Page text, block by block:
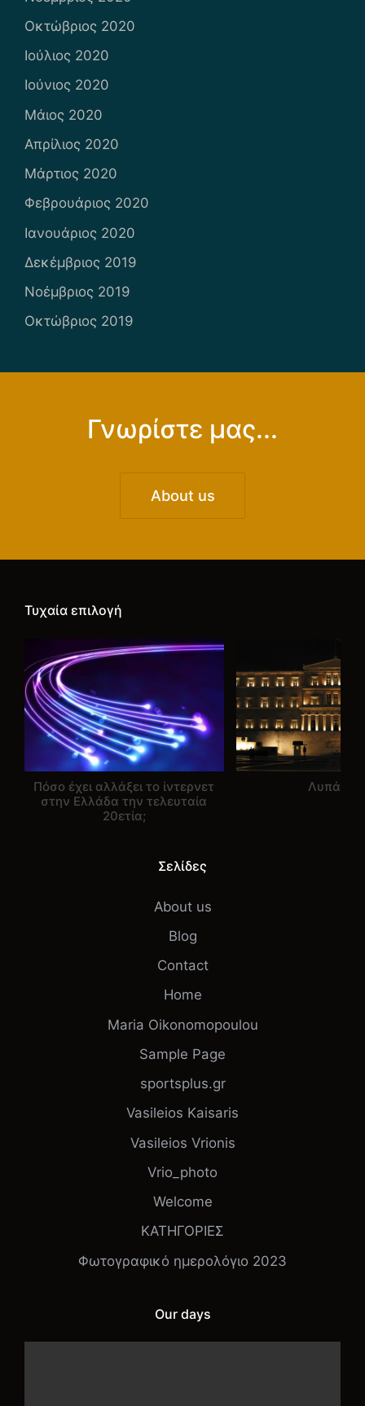
Οκτώβριος 2020
Ιούλιος 2020
Ιούνιος 2020
Μάιος 2020
Απρίλιος 2020
Μάρτιος 2020
Φεβρουάριος 2020
Ιανουάριος 2020
Δεκέμβριος 2019
Νοέμβριος 2019
Οκτώβριος 2019
Γνωρίστε μας...
About us
Τυχαία επιλογή
Πόσο έχει αλλάξει το ίντερνετ
στην Ελλάδα την τελευταία
20ετία;
Λυπάμαι.
Σελίδες
About us
Blog
Contact
Home
Maria Oikonomopoulou
Sample Page
sportsplus.gr
Vasileios Kaisaris
Vasileios Vrionis
Vrio_photo
Welcome
ΚΑΤΗΓΟΡΙΕΣ
Φωτογραφικό ημερολόγιο 2023
Our days